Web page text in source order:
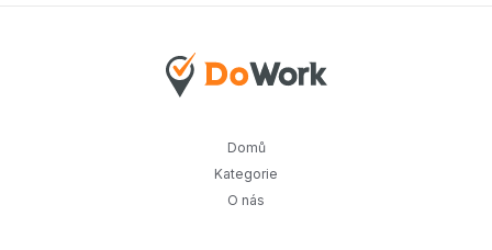
Domů
Kategorie
O nás